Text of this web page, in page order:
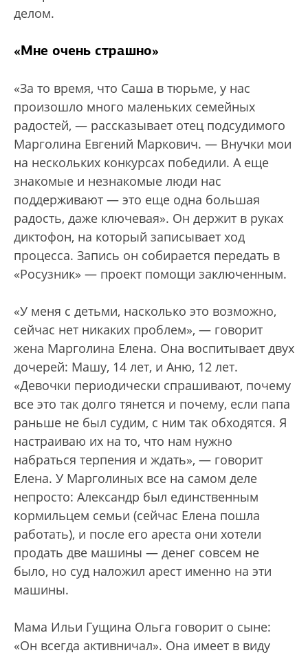
делом.
«Мне очень страшно»
«За то время, что Саша в тюрьме, у нас
произошло много маленьких семейных
радостей, — рассказывает отец подсудимого
Марголина Евгений Маркович. — Внучки мои
на нескольких конкурсах победили. А еще
знакомые и незнакомые люди нас
поддерживают — это еще одна большая
радость, даже ключевая». Он держит в руках
диктофон, на который записывает ход
процесса. Запись он собирается передать в
«Росузник» — проект помощи заключенным.
«У меня с детьми, насколько это возможно,
сейчас нет никаких проблем», — говорит
жена Марголина Елена. Она воспитывает двух
дочерей: Машу, 14 лет, и Аню, 12 лет.
«Девочки периодически спрашивают, почему
все это так долго тянется и почему, если папа
раньше не был судим, с ним так обходятся. Я
настраиваю их на то, что нам нужно
набраться терпения и ждать», — говорит
Елена. У Марголиных все на самом деле
непросто: Александр был единственным
кормильцем семьи (сейчас Елена пошла
работать), и после его ареста они хотели
продать две машины — денег совсем не
было, но суд наложил арест именно на эти
машины.
Мама Ильи Гущина Ольга говорит о сыне:
«Он всегда активничал». Она имеет в виду